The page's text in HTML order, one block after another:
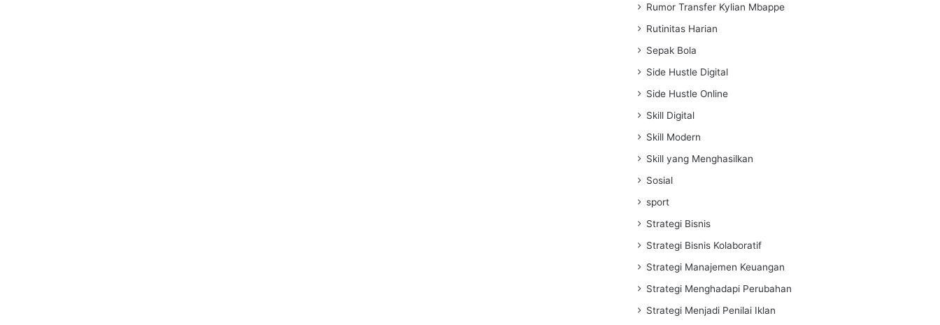
Rumor Transfer Kylian Mbappe
Rutinitas Harian
Sepak Bola
Side Hustle Digital
Side Hustle Online
Skill Digital
Skill Modern
Skill yang Menghasilkan
Sosial
sport
Strategi Bisnis
Strategi Bisnis Kolaboratif
Strategi Manajemen Keuangan
Strategi Menghadapi Perubahan
Strategi Menjadi Penilai Iklan